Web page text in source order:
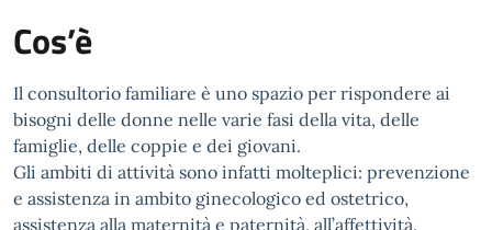
Cos’è
Il consultorio familiare è uno spazio per rispondere ai
bisogni delle donne nelle varie fasi della vita, delle
famiglie, delle coppie e dei giovani.
Gli ambiti di attività sono infatti molteplici: prevenzione
e assistenza in ambito ginecologico ed ostetrico,
assistenza alla maternità e paternità, all’affettività,